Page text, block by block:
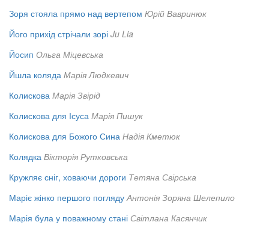
Зоря стояла прямо над вертепом Юрій Вавринюк
Його прихід стрічали зорі Ju Lia
Йосип Ольга Міцевська
Йшла коляда Марія Людкевич
Колискова Марія Звірід
Колискова для Ісуса Марія Пишук
Колискова для Божого Сина Надія Кметюк
Колядка Вікторія Рутковська
Кружляє сніг, ховаючи дороги Тетяна Свірська
Маріє жінко першого погляду Антонія Зоряна Шелепило
Марія була у поважному стані Світлана Касянчик